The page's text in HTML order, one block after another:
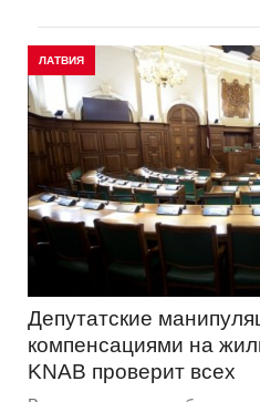
ЛАТВИЯ
Депутатские
компенсациями на
KNAB проверит всех